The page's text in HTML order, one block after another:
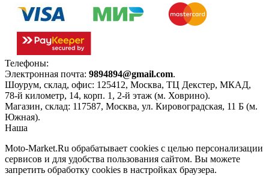
Телефоны:
Электронная почта: 9894894@gmail.com.
Шоурум, склад, офис: 125412, Москва, ТЦ Декстер, МКАД,
78-й километр, 14, корп. 1, 2-й этаж (м. Ховрино).
Магазин, склад: 117587, Москва, ул. Кировоградская, 11 Б (м.
Южная).
Наша
Moto-Market.Ru обрабатывает сookies с целью персонализации
сервисов и для удобства пользования сайтом. Вы можете
запретить обработку сookies в настройках браузера.